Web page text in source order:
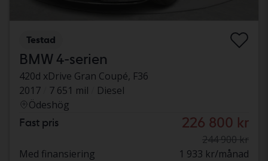
Testad
BMW 4-serien
420d xDrive Gran Coupé, F36
2017
7 651 mil
Diesel
Ödeshög
Fast pris 226 800 kr
244 900 kr
Med finansiering
1 933 kr/månad